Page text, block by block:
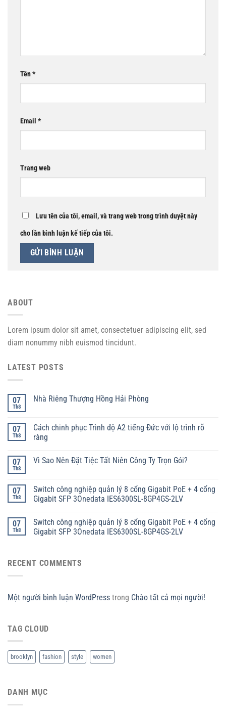
Tên*
Email *
Trang web
Lưu tên của tôi, email, và trang web trong trình duyệt này
cho lần bình luận kế tiếp của tôi.
ABOUT
Lorem ipsum dolor sit amet, consectetuer adipiscing elit, sed
diam nonummy nibh euismod tincidunt.
LATEST POSTS
07
Th8
Nhà Riêng Thượng Hồng Hải Phòng
07
Th8
Cách chinh phục Trình độ A2 tiếng Đức với lộ trình rõ
ràng
07
Th8
Vì Sao Nên Đặt Tiệc Tất Niên Công Ty Trọn Gói?
07
Th8
Switch công nghiệp quản lý 8 cổng Gigabit PoE + 4 cổng
Gigabit SFP 3Onedata IES6300SL-8GP4GS-2LV
07
Th8
Switch công nghiệp quản lý 8 cổng Gigabit PoE + 4 cổng
Gigabit SFP 3Onedata IES6300SL-8GP4GS-2LV
RECENT COMMENTS
Một người bình luận WordPress trong Chào tất cả mọi người!
TAG CLOUD
brooklyn fashion style women
DANH MỤC